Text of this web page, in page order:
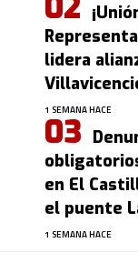
lidera
1 SEMANA HACE
en El
el puente
1 SEMANA HACE